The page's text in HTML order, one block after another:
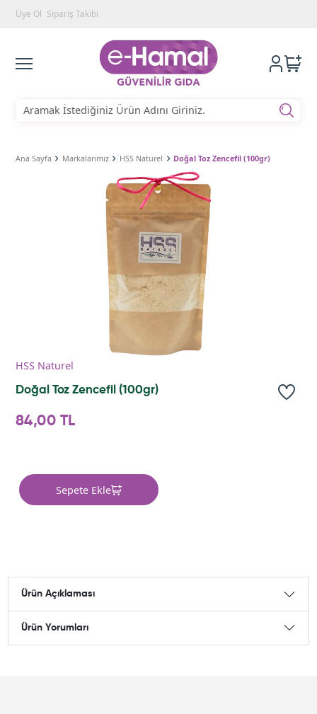
Üye Ol Sipariş Takibi
Ana Sayfa Markalarımız HSS Naturel Doğal Toz Zencefil (100gr)
HSS Naturel
Doğal Toz Zencefil (100gr)
84,00 TL
Sepete Ekle
Ürün Açıklaması
Ürün Yorumları